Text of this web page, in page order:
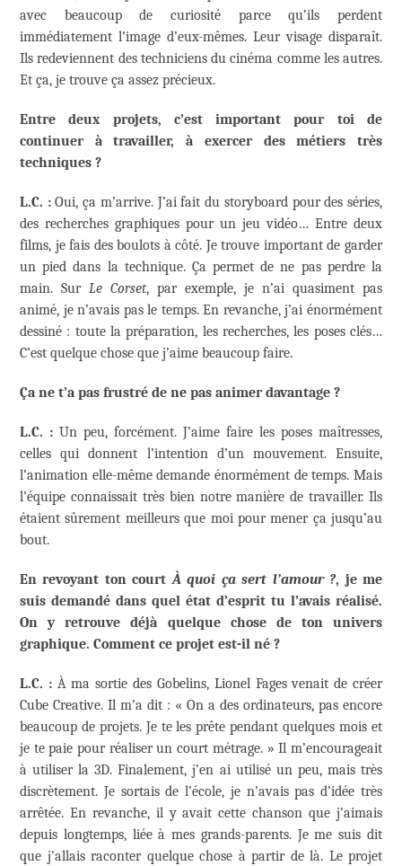
avec beaucoup de curiosité parce qu’ils perdent
immédiatement l’image d’eux-mêmes. Leur visage disparaît.
Ils redeviennent des techniciens du cinéma comme les autres.
Et ça, je trouve ça assez précieux.
Entre deux projets, c’est important pour toi de
continuer à travailler, à exercer des métiers très
techniques ?
L.C. :Oui, ça m’arrive. J’ai fait du storyboard pour des séries,
des recherches graphiques pour un jeu vidéo… Entre deux
films, je fais des boulots à côté. Je trouve important de garder
un pied dans la technique. Ça permet de ne pas perdre la
main. Sur Le Corset, par exemple, je n’ai quasiment pas
animé, je n’avais pas le temps. En revanche, j’ai énormément
dessiné : toute la préparation, les recherches, les poses clés…
C’est quelque chose que j’aime beaucoup faire.
Ça ne t’a pas frustré de ne pas animer davantage ?
L.C. : Un peu, forcément. J’aime faire les poses maîtresses,
celles qui donnent l’intention d’un mouvement. Ensuite,
l’animation elle-même demande énormément de temps. Mais
l’équipe connaissait très bien notre manière de travailler. Ils
étaient sûrement meilleurs que moi pour mener ça jusqu’au
bout.
En revoyant ton courtÀ quoi ça sert l’amour ?, je me
suis demandé dans quel état d’esprit tu l’avais réalisé.
On y retrouve déjà quelque chose de ton univers
graphique. Comment ce projet est-il né ?
L.C. :À ma sortie des Gobelins, Lionel Fages venait de créer
Cube Creative. Il m’a dit : « On a des ordinateurs, pas encore
beaucoup de projets. Je te les prête pendant quelques mois et
je te paie pour réaliser un court métrage. » Il m’encourageait
à utiliser la 3D. Finalement, j’en ai utilisé un peu, mais très
discrètement. Je sortais de l’école, je n’avais pas d’idée très
arrêtée. En revanche, il y avait cette chanson que j’aimais
depuis longtemps, liée à mes grands-parents. Je me suis dit
que j’allais raconter quelque chose à partir de là. Le projet